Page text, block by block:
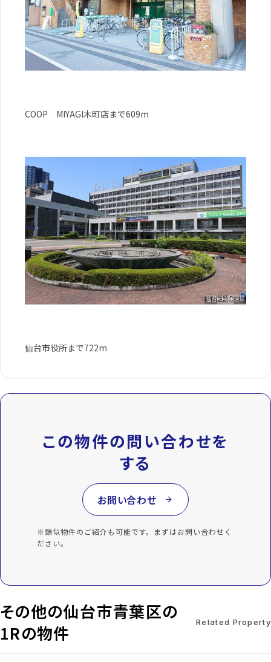
COOP MIYAGI木町店まで609m
仙台市役所まで722m
この物件の問い合わせを
する
お問い合わせ arrow_forward
※類似物件のご紹介も可能です。まずはお問い合わせく
ださい。
その他の仙台市青葉区の
1Rの物件
Related Property